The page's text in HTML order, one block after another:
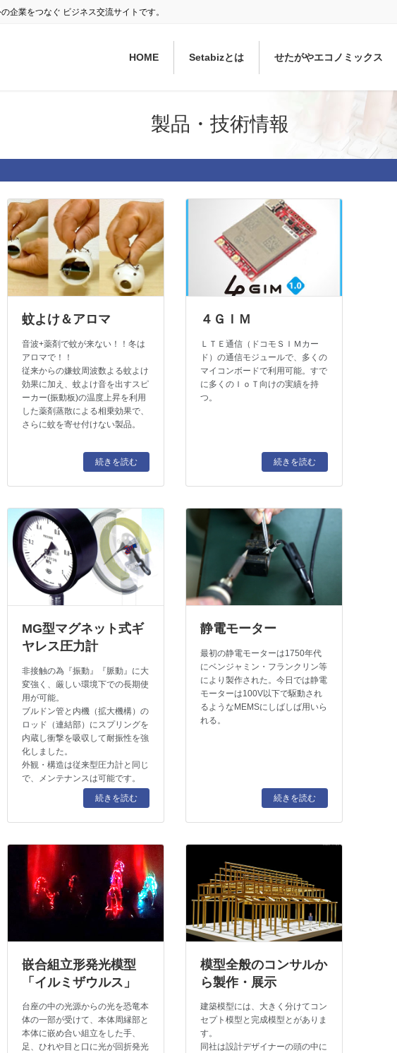
企業をつなぐ ビジネス交流サイトです。
HOME Setabizとは せたがやエコノミックス
製品・技術情報
蚊よけ＆アロマ
音波+薬剤で蚊が来ない！！冬は
アロマで！！
従来からの嫌蚊周波数よる蚊よけ
効果に加え、蚊よけ音を出すスピ
ーカー(振動板)の温度上昇を利用
した薬剤蒸散による相乗効果で、
さらに蚊を寄せ付けない製品。
続きを読む
４ＧＩＭ
ＬＴＥ通信（ドコモＳＩＭカー
ド）の通信モジュールで、多くの
マイコンボードで利用可能。すで
に多くのＩｏＴ向けの実績を持
つ。
続きを読む
MG型マグネット式ギ
ヤレス圧力計
非接触の為『振動』『脈動』に大
変強く、厳しい環境下での長期使
用が可能。
ブルドン管と内機（拡大機構）の
ロッド（連結部）にスプリングを
内蔵し衝撃を吸収して耐振性を強
化しました。
外観・構造は従来型圧力計と同じ
で、メンテナンスは可能です。
続きを読む
静電モーター
最初の静電モーターは1750年代
にベンジャミン・フランクリン等
により製作された。今日では静電
モーターは100V以下で駆動され
るようなMEMSにしばしば用いら
れる。
続きを読む
嵌合組立形発光模型
「イルミザウルス」
台座の中の光源からの光を恐竜本
体の一部が受けて、本体周縁部と
本体に嵌め合い組立をした手、
足、ひれや目と口に光が回折発光
模型全般のコンサルか
ら製作・展⽰
建築模型には、⼤きく分けてコン
セプト模型と完成模型とがありま
す。
同社は設計デザイナーの頭の中に